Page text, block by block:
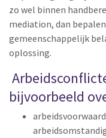
zo wel binnen
mediation, dan
gemeenschappelijk
oplossing.
bijvoorbeeld